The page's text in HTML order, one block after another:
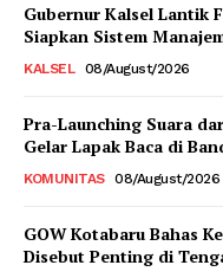
Gubernur Kalsel Lantik
Siapkan Sistem
KALSEL 08/August/2026
Pra-Launching Suara
Gelar Lapak Baca di
KOMUNITAS 08/August/2026
GOW Kotabaru Bahas
Disebut Penting di